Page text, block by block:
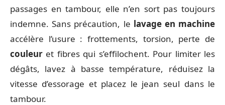
passages en tambour, elle n’en sort pas toujours
indemne. Sans précaution, le lavage en machine
accélère l’usure : frottements, torsion, perte de
couleur et fibres qui s’effilochent. Pour limiter les
dégâts, lavez à basse température, réduisez la
vitesse d’essorage et placez le jean seul dans le
tambour.